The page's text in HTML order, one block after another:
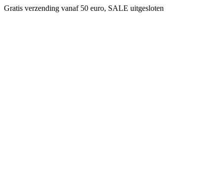
Gratis verzending vanaf 50 euro, SALE uitgesloten